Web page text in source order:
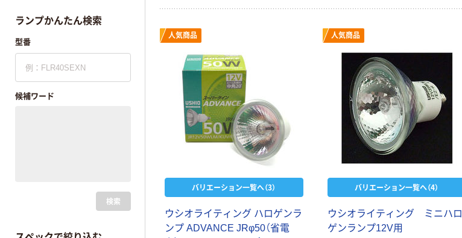
人気商品
バリエーション一覧へ（3）
ウシオライティング ハロゲンラ
ンプ ADVANCE JRφ50（省電
人気商品
バリエーション一覧へ（4）
ウシオライティング ミニハロ
ゲンランプ12V用
ランプかんたん検索
型番
候補ワード
検索